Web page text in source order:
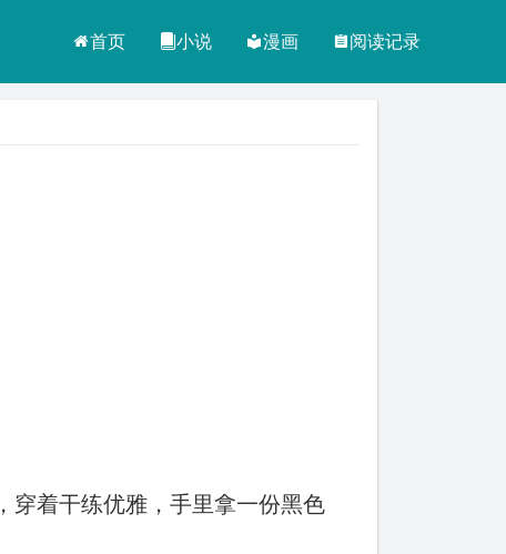
首页 小说 漫画 阅读记录
穿着干练优雅，手里拿一份黑色